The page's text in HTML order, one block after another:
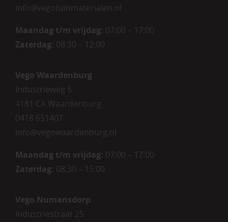
info@vegotuinmaterialen.nl
Maandag t/m vrijdag: 07:00 – 17:00
Zaterdag: 08:30 – 12:00
Vego Waardenburg
Industrieweg 5
4181 CA Waardenburg
0418 651407
info@vegowaardenburg.nl
Maandag t/m vrijdag: 07:00 – 17:00
Zaterdag: 08:30 – 15:00
Vego Numansdorp
Industriestraat 25